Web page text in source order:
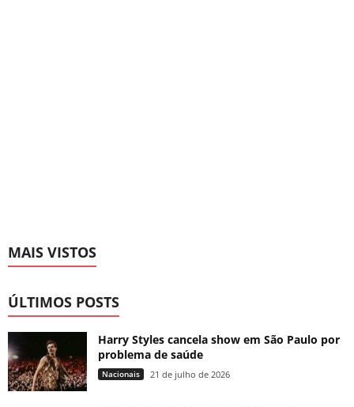
MAIS VISTOS
ÚLTIMOS POSTS
Harry Styles cancela show em São Paulo por
problema de saúde
Nacionais 21 de julho de 2026